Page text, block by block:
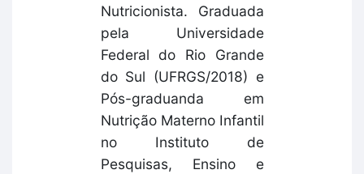
Nutricionista. Graduada
pela Universidade
Federal do Rio Grande
do Sul (UFRGS/2018) e
Pós-graduanda em
Nutrição Materno Infantil
no Instituto de
Pesquisas, Ensino e